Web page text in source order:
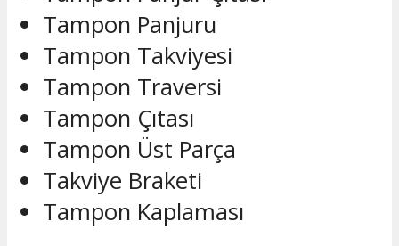
Tampon Panjuru
Tampon Takviyesi
Tampon Traversi
Tampon Çıtası
Tampon Üst Parça
Takviye Braketi
Tampon Kaplaması